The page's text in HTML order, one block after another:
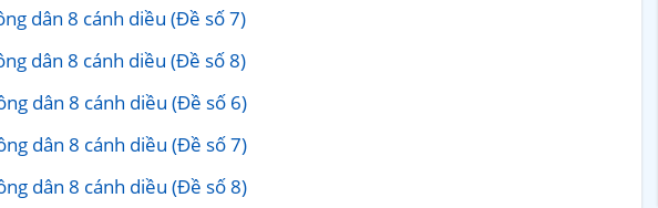
dân 8 cánh diều (Đề số 7)
dân 8 cánh diều (Đề số 8)
dân 8 cánh diều (Đề số 6)
dân 8 cánh diều (Đề số 7)
dân 8 cánh diều (Đề số 8)